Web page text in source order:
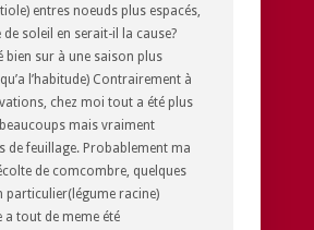
entres noeuds plus espacés,
de soleil en serait-il la cause?
bien sur à une saison plus
l’habitude) Contrairement à
chez moi tout a été plus
mais vraiment
de feuillage. Probablement ma
de comcombre, quelques
particulier(légume racine)
a tout de meme été